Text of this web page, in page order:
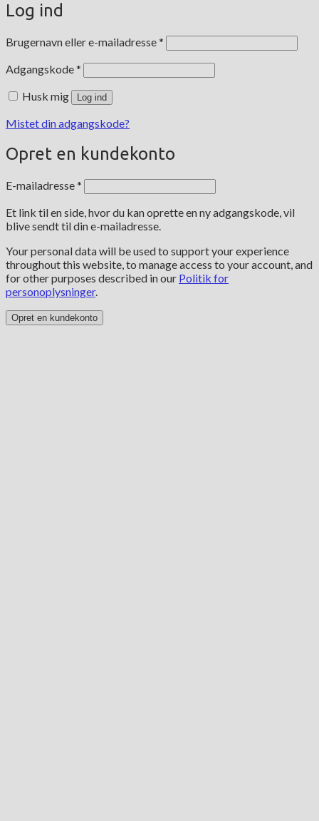
Log ind
Brugernavn eller e-mailadresse*
Adgangskode*
Husk mig Log ind
Mistet din adgangskode?
Opret en kundekonto
E-mailadresse*
Et link til en side, hvor du kan oprette en ny adgangskode, vil
blive sendt til din e-mailadresse.
Your personal data will be used to support your experience
throughout this website, to manage access to your account, and
for other purposes described in our Politik for
personoplysninger.
Opret en kundekonto